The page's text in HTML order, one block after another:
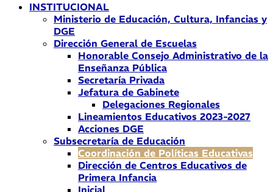
INSTITUCIONAL
Ministerio de Educación, Cultura, Infancias y
DGE
Dirección General de Escuelas
Honorable Consejo Administrativo de la
Enseñanza Pública
Secretaría Privada
Jefatura de Gabinete
Delegaciones Regionales
Lineamientos Educativos 2023-2027
Acciones DGE
Subsecretaría de Educación
Coordinación de Políticas Educativas
Dirección de Centros Educativos de
Primera Infancia
Inicial